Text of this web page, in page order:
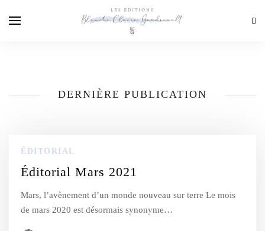
DERNIÈRE PUBLICATION
ÉDITORIAL
Éditorial Mars 2021
Mars, l’avènement d’un monde nouveau sur terre Le mois
de mars 2020 est désormais synonyme…